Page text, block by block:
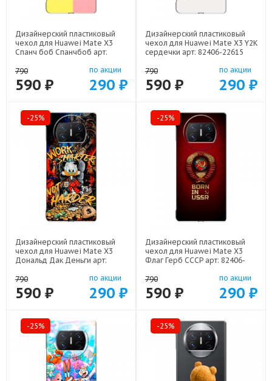
Дизайнерский пластиковый
чехол для Huawei Mate X3
Спанч боб Спанчбоб арт:
790
590 ₽
по акции
290 ₽
Дизайнерский пластиковый
чехол для Huawei Mate X3 Y2K
сердечки арт: 82406-22615
790
590 ₽
по акции
290 ₽
-25%
Дизайнерский пластиковый
чехол для Huawei Mate X3
Дональд Дак Деньги арт:
790
590 ₽
по акции
290 ₽
-25%
Дизайнерский пластиковый
чехол для Huawei Mate X3
Флаг Герб СССР арт: 82406-
790
590 ₽
по акции
290 ₽
-25% -25%